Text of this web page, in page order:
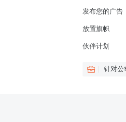
发布您的广告
放置旗帜
伙伴计划
针对公